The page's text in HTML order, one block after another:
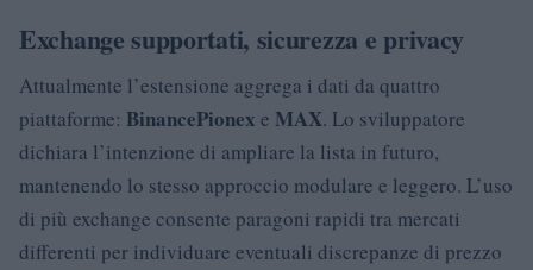
Exchange supportati, sicurezza e privacy
Attualmente l’estensione aggrega i dati da quattro
piattaforme: BinancePionex e MAX. Lo sviluppatore
dichiara l’intenzione di ampliare la lista in futuro,
mantenendo lo stesso approccio modulare e leggero. L’uso
di più exchange consente paragoni rapidi tra mercati
differenti per individuare eventuali discrepanze di prezzo